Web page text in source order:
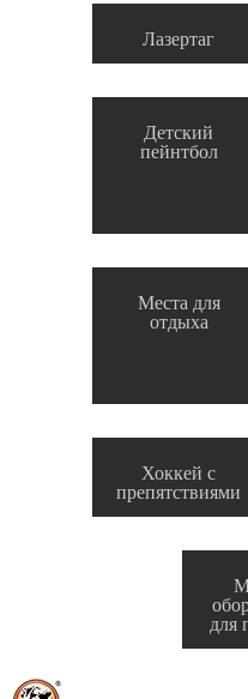
Лазертаг
Детский
пейнтбол
Места для
отдыха
Хоккей с
препятствиями
для